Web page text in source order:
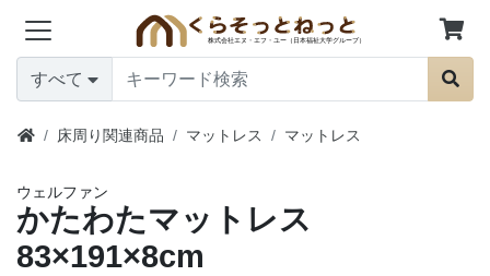
すべて
床周り関連商品 マットレス マットレス
ウェルファン
かたわたマットレス
83×191×8cm